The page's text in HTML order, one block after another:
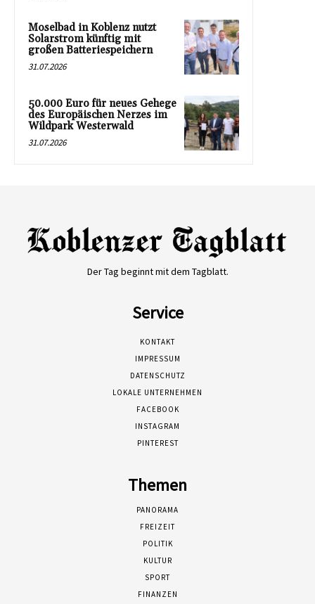
Moselbad in Koblenz nutzt
Solarstrom künftig mit
großen Batteriespeichern
31.07.2026
50.000 Euro für neues Gehege
des Europäischen Nerzes im
Wildpark Westerwald
31.07.2026
Der Tag beginnt mit dem Tagblatt.
Service
KONTAKT
IMPRESSUM
DATENSCHUTZ
LOKALE UNTERNEHMEN
FACEBOOK
INSTAGRAM
PINTEREST
Themen
PANORAMA
FREIZEIT
POLITIK
KULTUR
SPORT
FINANZEN